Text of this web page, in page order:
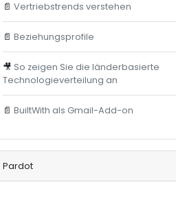
📄 Vertriebstrends verstehen
📄 Beziehungsprofile
🎥 So zeigen Sie die länderbasierte
Technologieverteilung an
📄 BuiltWith als Gmail-Add-on
Pardot